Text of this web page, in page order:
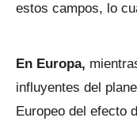
estos campos, lo
En Europa,
influyentes del
Europeo del efecto